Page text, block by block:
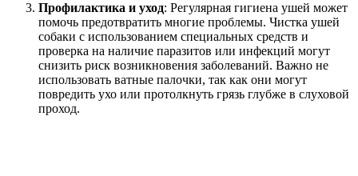
Профилактика и уход: Регулярная гигиена ушей может
помочь предотвратить многие проблемы. Чистка ушей
собаки с использованием специальных средств и
проверка на наличие паразитов или инфекций могут
снизить риск возникновения заболеваний. Важно не
использовать ватные палочки, так как они могут
повредить ухо или протолкнуть грязь глубже в слуховой
проход.